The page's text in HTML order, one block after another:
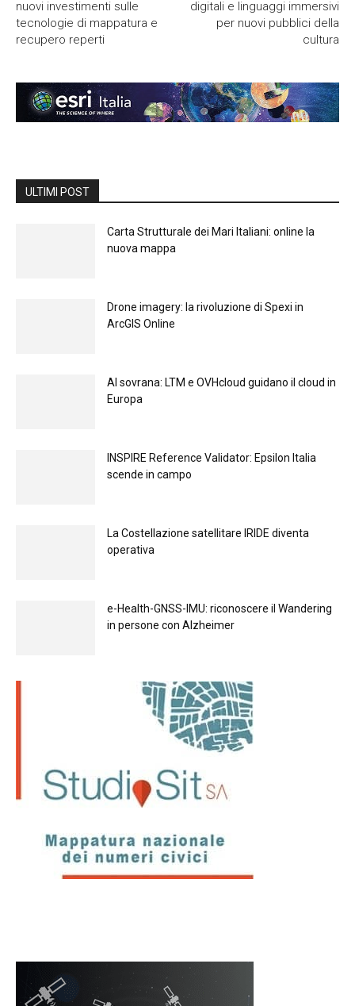
nuovi investimenti sulle
tecnologie di mappatura e
recupero reperti
digitali e linguaggi immersivi
per nuovi pubblici della
cultura
ULTIMI POST
Carta Strutturale dei Mari Italiani: online la
nuova mappa
Drone imagery: la rivoluzione di Spexi in
ArcGIS Online
Al sovrana: LTM е OVHcloud guidano il cloud in
Europа
INSPIRE Reference Validator: Epsilon Italia
scende in campo
La Costellazione satellitare IRIDE diventa
operativa
e-Health-GNSS-IMU: riconoscere il Wandering
in persone con Alzheimer